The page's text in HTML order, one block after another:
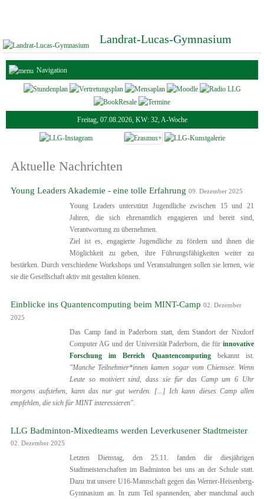
Landrat-Lucas-Gymnasium
Navigation
Freitag, 07.08.2026, KW: 32, A-Woche
Aktuelle Nachrichten
Young Leaders Akademie - eine tolle Erfahrung 09. Dezember 2025
Young Leaders unterstützt Jugendliche zwischen 15 und 21
Jahren, die sich ehrenamtlich engagieren und bereit sind,
Verantwortung zu übernehmen.
Ziel ist es, engagierte Jugendliche zu fördern und ihnen die
Möglichkeit zu geben, ihre Führungsfähigkeiten weiter zu
bestärken. Durch verschiedene Workshops und Veranstaltungen sollen sie lernen, wie
sie die Gesellschaft aktiv mit gestalten können.
Einblicke ins Quantencomputing beim MINT-Camp 02. Dezember
2025
Das Camp fand in Paderborn statt, dem Standort der Nixdorf
Computer AG und der Universität Paderborn, die für innovative
Forschung im Bereich Quantencomputing
bekannt ist.
"Manche Teilnehmer*innen kamen sogar vom Chiemsee. Wenn
Leute so motiviert sind, dass sie für das Camp um 6 Uhr
morgens aufstehen, kann das nur gut werden. [...] Ich kann dieses Camp allen
empfehlen, die sich für MINT interessieren"
LLG Badminton-Mixedteams werden Leverkusener Stadtmeister
02. Dezember 2025
Letzten Dienstag, den 25.11. fanden die diesjährigen
Stadtmeisterschaften im Badminton bei uns an der Schule statt.
Dazu trat unsere U16-Mannschaft gegen das Werner-Heisenberg-
Gymnasium an. In zum Teil spannenden, aber manchmal auch